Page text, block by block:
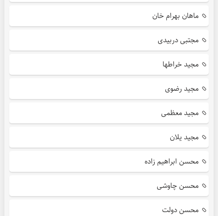
ماهان بهرام خان
مجتبی دربیدی
مجید خراطها
مجید رضوی
مجید معظمی
مجید یلان
محسن ابراهیم زاده
محسن چاوشی
محسن دولت